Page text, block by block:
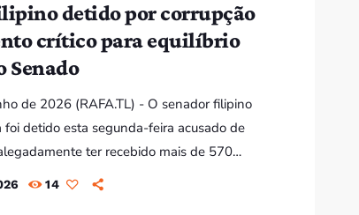
Bom dia RAFA
7:00 AM - 10:00 AM
detido por corrupção
crítico para equilíbrio
Senado
de 2026 (RAFA.TL) - O senador filipino
foi detido esta segunda-feira acusado de
ter recebido mais de 570
filipinos - cerca de 9,3 milhões de dólares
14